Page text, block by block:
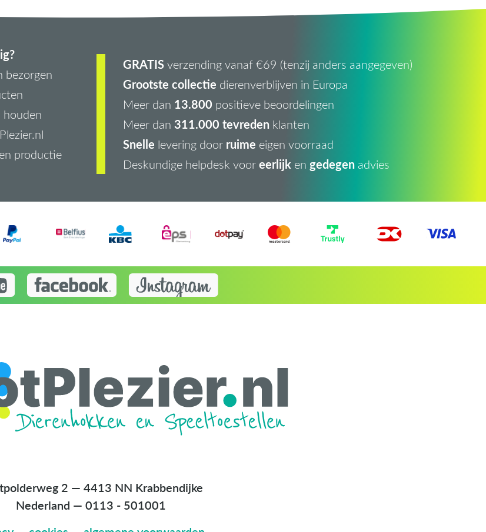
bezorgen
houden
productie
GRATISverzending vanaf €69 (tenzij anders aangegeven)
Grootste collectie dierenverblijven in Europa
Meer dan 13.800 positieve beoordelingen
Meer dan 311.000 tevredenklanten
Snelle levering door ruime eigen voorraad
Deskundige helpdesk vooreerlijken gedegenadvies
2 — 4413 NN Krabbendijke
Nederland — 0113 - 501001